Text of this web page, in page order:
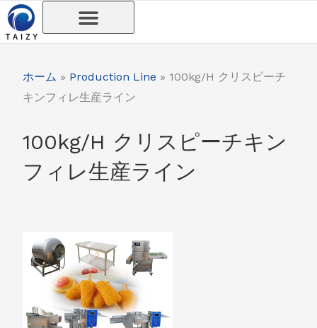
内
容
ホーム » Production Line » 100kg/H クリスピーチ
キンフィレ生産ライン
100kg/H クリスピーチキン
フィレ生産ライン